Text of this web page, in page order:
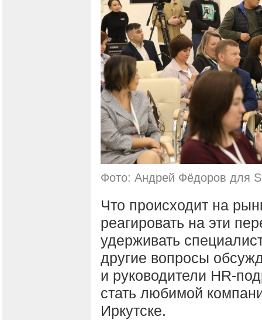
Фото: Андрей Фёдоров для
Что происходит на
реагировать на эти
удерживать
другие вопросы
и руководители HR-
стать любимой
Иркутске.